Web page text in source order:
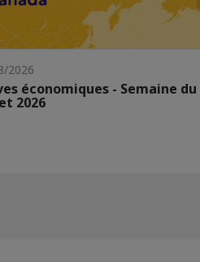
2026
économiques - Semaine du
2026